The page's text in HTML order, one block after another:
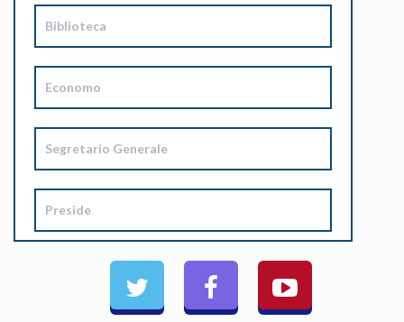
Biblioteca
Economo
Segretario Generale
Preside